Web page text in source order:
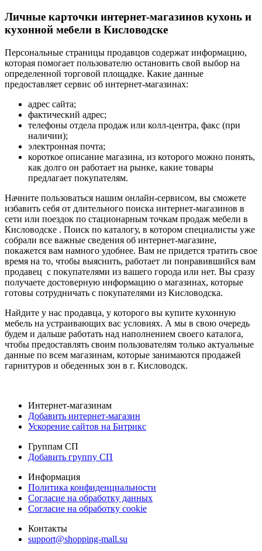
Личные карточки интернет-магазинов кухонь и
кухонной мебели в Кисловодске
Персональные страницы продавцов содержат информацию,
которая помогает пользователю остановить свой выбор на
определенной торговой площадке. Какие данные
предоставляет сервис об интернет-магазинах:
адрес сайта;
фактический адрес;
телефоны отдела продаж или колл-центра, факс (при
наличии);
электронная почта;
короткое описание магазина, из которого можно понять,
как долго он работает на рынке, какие товары
предлагает покупателям.
Начните пользоваться нашим онлайн-сервисом, вы сможете
избавить себя от длительного поиска интернет-магазинов в
сети или поездок по стационарным точкам продаж мебели в
Кисловодске . Поиск по каталогу, в котором специалисты уже
собрали все важные сведения об интернет-магазине,
покажется вам намного удобнее. Вам не придется тратить свое
время на то, чтобы выяснить, работает ли понравившийся вам
продавец с покупателями из вашего города или нет. Вы сразу
получаете достоверную информацию о магазинах, которые
готовы сотрудничать с покупателями из Кисловодска.
Найдите у нас продавца, у которого вы купите кухонную
мебель на устраивающих вас условиях. А мы в свою очередь
будем и дальше работать над наполнением своего каталога,
чтобы предоставлять своим пользователям только актуальные
данные по всем магазинам, которые занимаются продажей
гарнитуров и обеденных зон в г. Кисловодск.
Интернет-магазинам
Добавить интернет-магазин
Ускорение сайтов на Битрикс
Группам СП
Добавить группу СП
Информация
Политика конфиденциальности
Согласие на обработку данных
Согласие на обработку cookie
Контакты
support@shopping-mall.su